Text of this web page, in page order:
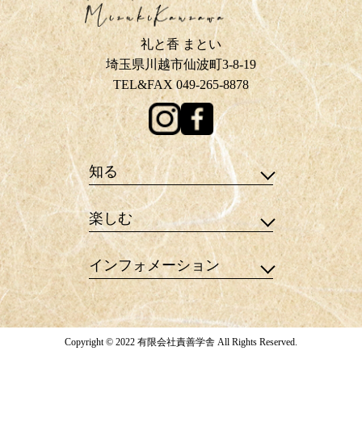
礼と香 まとい
埼玉県川越市仙波町3-8-19
TEL&FAX 049-265-8878
知る
楽しむ
インフォメーション
Copyright © 2022 有限会社責善学舎 All Rights Reserved.